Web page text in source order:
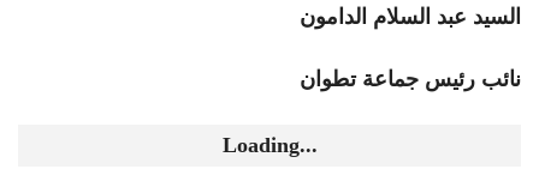
السيد عبد السلام الدامون
نائب رئيس جماعة تطوان
Loading...